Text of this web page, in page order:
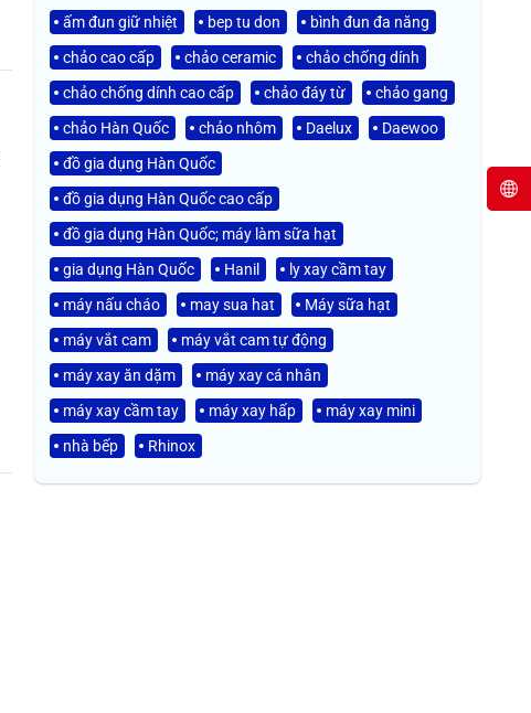
ấm đun giữ nhiệt bep tu don
bình đun đa năng
chảo cao cấp
chảo ceramic
chảo chống dính
chảo chống dính cao cấp
chảo đáy từ
chảo gang
chảo Hàn Quốc
chảo nhôm Daelux
Daewoo
đồ gia dụng Hàn Quốc
đồ gia dụng Hàn Quốc cao cấp
đồ gia dụng Hàn Quốc; máy làm sữa hạt
gia dụng Hàn Quốc
Hanil
ly xay cầm tay
máy nấu cháo
may sua hat
Máy sữa hạt
máy vắt cam
máy vắt cam tự động
máy xay ăn dặm
máy xay cá nhân
máy xay cầm tay
máy xay hấp
máy xay mini
nhà bếp
Rhinox